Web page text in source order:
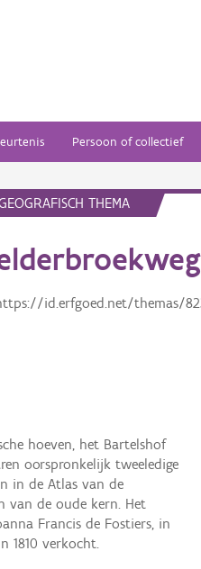
Persoon of collectief
THEMA
id.erfgoed.net/themas/
hoeven, het Bartelshof
oorspronkelijk tweeledige
in de Atlas van de
van de oude kern. Het
Francis de Fostiers, in
1810 verkocht.